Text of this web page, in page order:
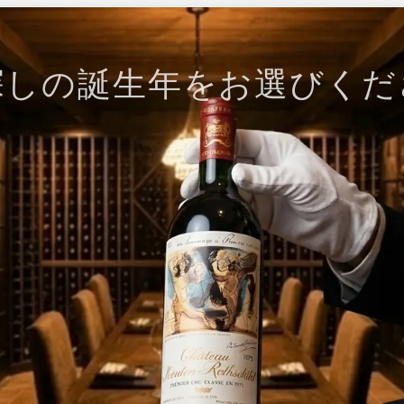
の誕生年をお選びく